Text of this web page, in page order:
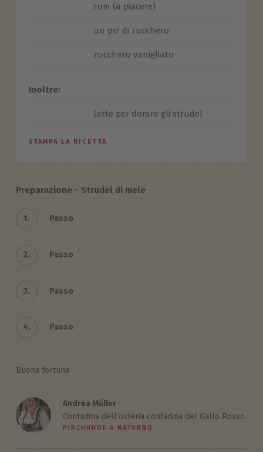
rum (a piacere)
un po' di zucchero
zucchero vanigliato
Inoltre:
latte per dorare gli strudel
STAMPA LA RICETTA
Preparazione - Strudel di mele
1. Passo
2. Passo
3. Passo
4. Passo
Buona fortuna
Andrea Müller
Contadina dell’osteria contadina del Gallo Rosso
PIRCHHHOF A NATURNO